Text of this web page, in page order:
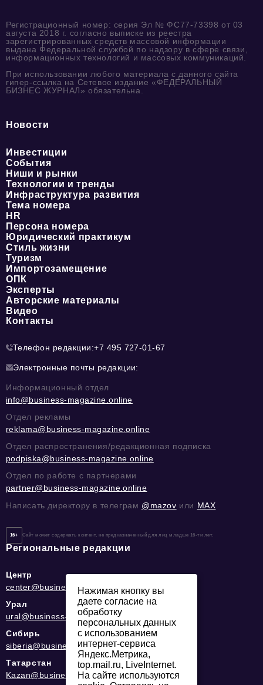
Регистрационный номер: серия Эл № ФС77-73398 от 03
августа 2018 г. согласно выписке из реестра
зарегистрированных средств массовой информации
выдана Федеральной службой по надзору в сфере связи,
информационных технологий и массовых коммуникаций.
При использовании любого материала с данного сайта
гипер-ссылка на Сетевое издание «ФЕДЕРАЛЬНЫЙ
БИЗНЕС ЖУРНАЛ» обязательна.
Новости
Инвестиции
События
Ниши и рынки
Технологии и тренды
Инфраструктура развития
Тема номера
HR
Персона номера
Юридический практикум
Стиль жизни
Туризм
Импортозамещение
ОПК
Эксперты
Авторские материалы
Видео
Контакты
Телефон редакции:+7 495 727-01-67
Электронные почты редакции:
Информационный отдел
info@business-magazine.online
Отдел рекламы
reklama@business-magazine.online
Отдел распространения/редакционная подписка
podpiska@business-magazine.online
Отдел по работе с партнерами
partner@business-magazine.online
Написать директору в телеграм @mazov или MAX
16+ Сайт может содержать контент, не предназначенный для лиц младше 16-ти лет.
Региональные редакции
Центр
center@business-magazine.online
Урал
ural@business-magazine.online
Сибирь
siberia@business-magazine.online
Татарстан
Kazan@business-magazine.online
Нажимая кнопку вы
даете согласие на
обработку
персональных данных
с использованием
интернет-сервиса
Яндекс.Метрика,
top.mail.ru, LiveInternet.
На сайте используются